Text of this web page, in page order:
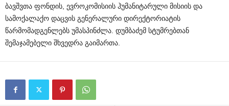
ბავშვთა ფონდის, ევროკომისიის ჰუმანიტარული მისიის და
სამოქალაქო დაცვის გენერალური დირექტორიატის
წარმომადგენლებს უმასპინძლა. დუმბაძემ სტუმრებთან
შემაჯამებელი შხვედრა გაიმართა.